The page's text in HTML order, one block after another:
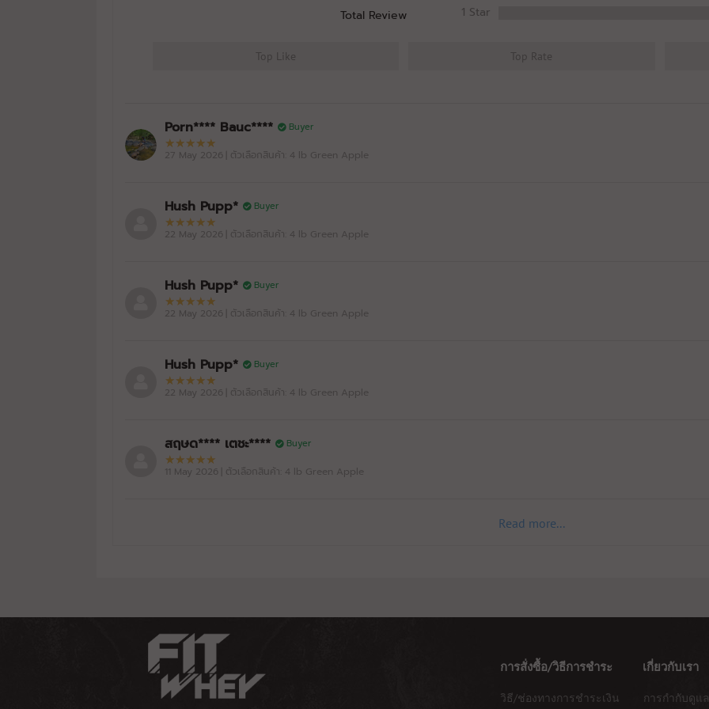
สารพิษจากเชื้อ
Total Review
1 Star
Top Like Top Rate
Porn**** Bauc**** Buyer
27 May 2026 | ตัวเลือกสินค้า: 4 lb Green Apple
Hush Pupp* Buyer
22 May 2026 | ตัวเลือกสินค้า: 4 lb Green Apple
Hush Pupp* Buyer
22 May 2026 | ตัวเลือกสินค้า: 4 lb Green Apple
Hush Pupp* Buyer
22 May 2026 | ตัวเลือกสินค้า: 4 lb Green Apple
สฤษด**** เตชะ**** Buyer
11 May 2026 | ตัวเลือกสินค้า: 4 lb Green Apple
Read more...
การสั่งซื้อ/วิธีการชำระ เกี่ยวกับเรา
วิธี/ช่องทางการชำระเงิน การกำกับดูแ